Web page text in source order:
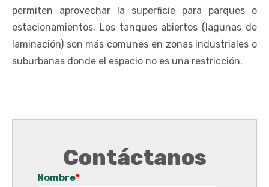
permiten aprovechar la superficie para parques o
estacionamientos. Los tanques abiertos (lagunas de
laminación) son más comunes en zonas industriales o
suburbanas donde el espacio no es una restricción.
Contáctanos
Nombre*